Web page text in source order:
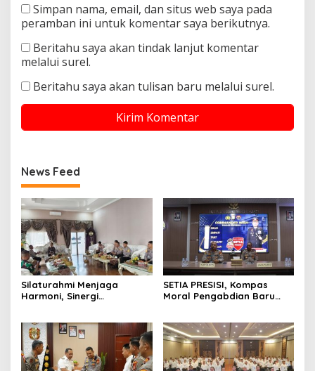
Simpan nama, email, dan situs web saya pada
peramban ini untuk komentar saya berikutnya.
Beritahu saya akan tindak lanjut komentar
melalui surel.
Beritahu saya akan tulisan baru melalui surel.
News Feed
Silaturahmi Menjaga
Harmoni, Sinergi
SETIA PRESISI, Kompas
Moral Pengabdian Baru